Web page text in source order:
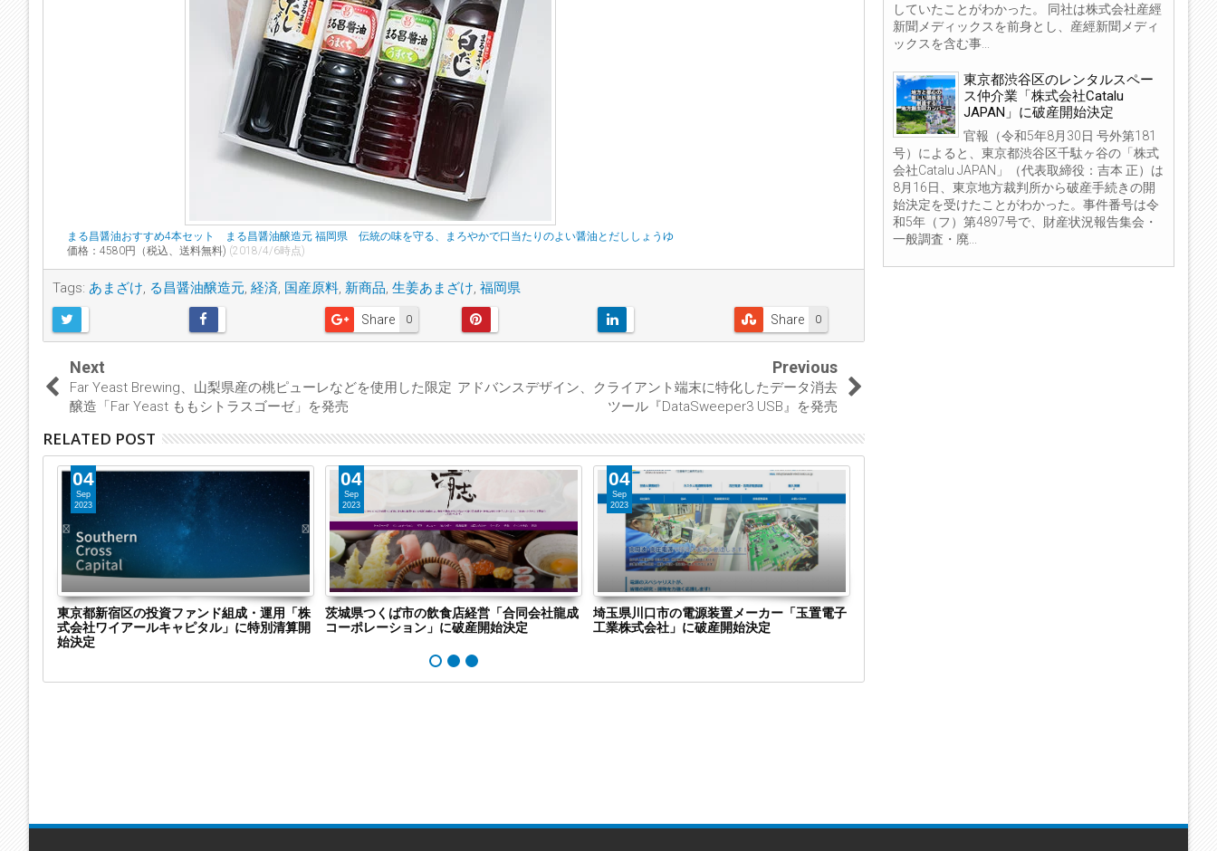
まる昌醤油おすすめ4本セット まる昌醤油醸造元 福岡県 伝統の味を守る、まろやかで口当たりのよい醤油とだししょうゆ
価格：4580円（税込、送料無料) (2018/4/6時点)
Tags: あまざけ, る昌醤油醸造元, 経済, 国産原料, 新商品, 生姜あまざけ, 福岡県
0
Share 0
Share
Next
Far Yeast Brewing、山梨県産の桃ピューレなどを使用した限定
醸造「Far Yeast ももシトラスゴーゼ」を発売
Previous
アドバンスデザイン、クライアント端末に特化したデータ消去
ツール『DataSweeper3 USB』を発売
RELATED POST
04
Sep
2023
東京都新宿区の投資ファンド組成・運用「株
式会社ワイアールキャピタル」に特別清算開
始決定
04
Sep
2023
茨城県つくば市の飲食店経営「合同会社龍成
コーポレーション」に破産開始決定
04
Sep
2023
埼玉県川口市の電源装置メーカー「玉置電子
工業株式会社」に破産開始決定
していたことがわかった。 同社は株式会社産經
新聞メディックスを前身とし、産經新聞メディ
ックスを含む事...
東京都渋谷区のレンタルスペー
ス仲介業「株式会社Catalu
JAPAN」に破産開始決定
官報（令和5年8月30日 号外第181
号）によると、東京都渋谷区千駄ヶ谷の「株式
会社Catalu JAPAN」（代表取締役：吉本 正）は
8月16日、東京地方裁判所から破産手続きの開
始決定を受けたことがわかった。事件番号は令
和5年（フ）第4897号で、財産状況報告集会・
一般調査・廃...